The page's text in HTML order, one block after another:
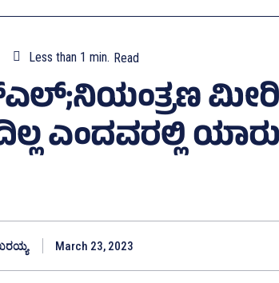
Less than 1 min. Read
ಎಂದವರಲ್ಲಿ
March 23, 2023